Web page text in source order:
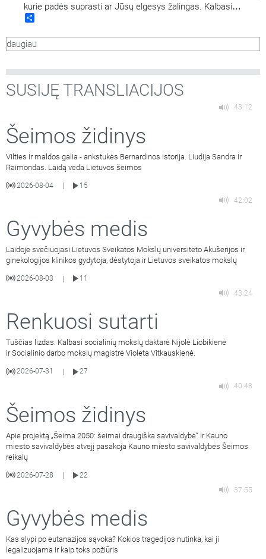
kurie padės suprasti ar Jūsų elgesys žalingas. Kalbasi
psichoterapeutas, priklausomybių ligų konsultantas Andrius
psichologė Rita Kievišienė.
daugiau
SUSIJĘ TRANSLIACIJOS
43:12
Šeimos židinys
Vilties ir maldos galia - ankstukės Bernardinos istorija. Liudija Sandra ir
Raimondas. Laidą veda Lietuvos šeimos
2026-08-04
15
42:02
Gyvybės medis
Laidoje svečiuojasi Lietuvos Sveikatos Mokslų universiteto Akušerijos ir
ginekologijos klinikos gydytoja, dėstytoja ir Lietuvos sveikatos mokslų
2026-08-03 |
11
43:24
Renkuosi sutarti
Tuščias lizdas. Kalbasi socialinių mokslų daktarė Nijolė Liobikienė
ir Socialinio darbo mokslų magistrė Violeta Vitkauskienė.
2026-07-31
27
40:48
Šeimos židinys
Apie projektą „Šeima 2050: šeimai draugiška savivaldybė“ ir Kauno
miesto savivaldybės atvejį pasakoja Kauno miesto savivaldybės Šeimos
reikalų
2026-07-28
22
37:55
Gyvybės medis
Kas slypi po eutanazijos sąvoka? Kokios tragedijos nutinka, kai ji
legalizuojama ir kaip toks požiūris